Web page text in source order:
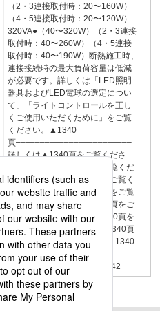
（2・3連接取付時：20〜160W）
（4・5連接取付時：20〜120W）
320VA●（40〜320W）（2・3連接
取付時：40〜260W）（4・5連接
取付時：40〜190W）断熱施工時、
連接接続時の最大負荷容量は低減
が必要です。詳しくは「LED照明
器具およびLED電球の選定につい
て」「ライトコントロールを正し
くご使用いただくために」をご覧
ください。▲1340
頁––––––––––––––––––––––––
詳しくは▲1340頁をご覧くださ
い。詳しくは▲1340頁をご覧くだ
さい。詳しくは▲1340頁をご覧く
ださい。詳しくは▲1340頁をご覧
ください。詳しくは▲1340頁をご
覧ください。詳しくは▲1340頁を
ご覧ください。詳しくは▲1340頁
をご覧ください。詳しくは▲1340
頁をご覧くださ
い。––––––––––––––––1342